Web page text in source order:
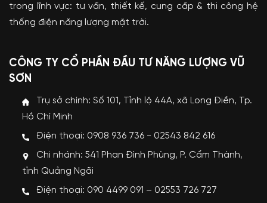
trong lĩnh vực: tư vấn, thiết kế, cung cấp & thi công hệ
thống điện năng lượng mặt trời.
CÔNG TY CỔ PHẦN ĐẦU TƯ NĂNG LƯỢNG VŨ
SƠN
Trụ sở chính: Số 101, Tỉnh lộ 44A, xã Long Điền, Tp.
Hồ Chí Minh
Điện thoại: 0908 936 736 - 02543 842 616
Chi nhánh: 541 Phan Đình Phùng, P. Cẩm Thành,
tỉnh Quảng Ngãi
Điện thoại: 090 4499 091 – 02553 726 727